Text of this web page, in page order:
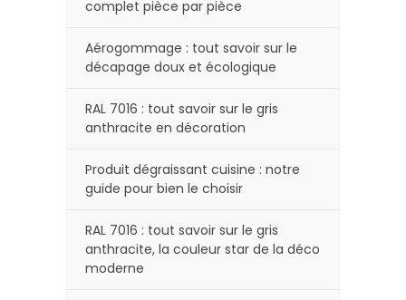
complet pièce par pièce
Aérogommage : tout savoir sur le
décapage doux et écologique
RAL 7016 : tout savoir sur le gris
anthracite en décoration
Produit dégraissant cuisine : notre
guide pour bien le choisir
RAL 7016 : tout savoir sur le gris
anthracite, la couleur star de la déco
moderne